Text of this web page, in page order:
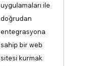
uygulamaları ile
doğrudan
entegrasyona
sahip bir web
sitesi kurmak